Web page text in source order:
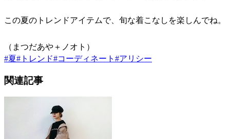
この夏のトレンドアイテムで、旬な着こなしを楽しんでね。
（まつだあや＋ノオト）
#夏# トレンド#コーディネート #アリシー
関連記事